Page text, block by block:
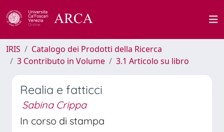
IRIS
Catalogo dei Prodotti della Ricerca
3 Contributo in Volume
3.1 Articolo su libro
Realia e fatticci
Sabina Crippa
In corso di stampa